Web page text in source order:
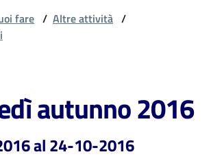
fare / Altre attività /
autunno 2016
al 24-10-2016